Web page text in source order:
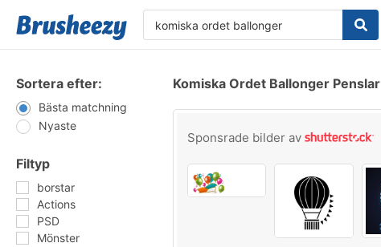
Sortera efter:
Bästa matchning
Nyaste
Filtyp
borstar
Actions
PSD
Mönster
Komiska Ordet Ballonger Penslar
Sponsrade bilder av